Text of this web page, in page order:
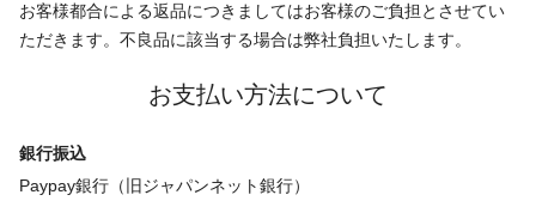
お客様都合による返品につきましてはお客様のご負担とさせてい
ただきます。不良品に該当する場合は弊社負担いたします。
お支払い方法について
銀行振込
Paypay銀行（旧ジャパンネット銀行）